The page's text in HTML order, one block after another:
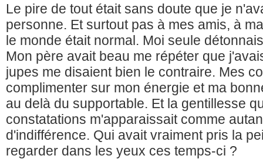
Le pire de tout était sans doute que je
personne. Et surtout pas à mes amis, à
le monde était normal. Moi seule
Mon père avait beau me répéter que
jupes me disaient bien le contraire. Mes
complimenter sur mon énergie et ma
au delà du supportable. Et la gentillesse
constatations m'apparaissait comme
d'indifférence. Qui avait vraiment pris la
regarder dans les yeux ces temps-ci ?